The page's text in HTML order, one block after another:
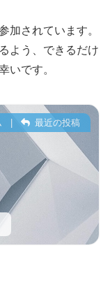
加されています。
よう、できるだけ
いです。
| 最近の投稿